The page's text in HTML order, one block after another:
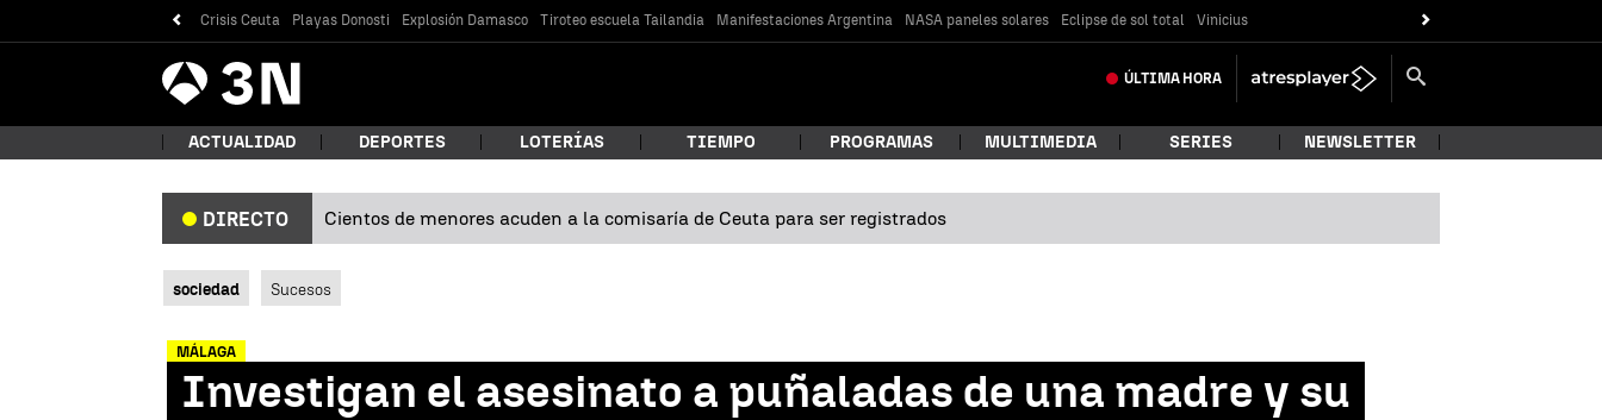
Crisis Ceuta Playas Donosti Explosión Damasco Tiroteo escuela Tailandia Manifestaciones Argentina NASA paneles solares Eclipse de sol total Vinicius
Antena
3 Noticias ÚLTIMA HORA
ACTUALIDAD DEPORTES LOTERÍAS TIEMPO PROGRAMAS MULTIMEDIA SERIES NEWSLETTER
DIRECTO Cientos de menores acuden a la comisaría de Ceuta para ser registrados
sociedad Sucesos
MÁLAGA
Investigan el asesinato a puñaladas de una madre y su